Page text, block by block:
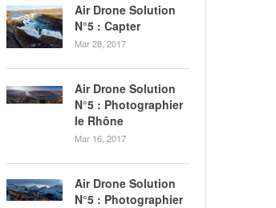
Air Drone Solution
N°5 : Capter
Mar 28, 2017
Air Drone Solution
N°5 : Photographier
le Rhône
Mar 16, 2017
Air Drone Solution
N°5 : Photographier